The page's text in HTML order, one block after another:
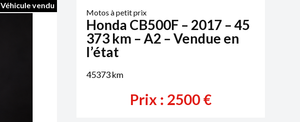
Véhicule vendu
Motos à petit prix
Honda CB500F – 2017 – 45
373 km – A2 – Vendue en
l’état
45373km
Prix : 2500€